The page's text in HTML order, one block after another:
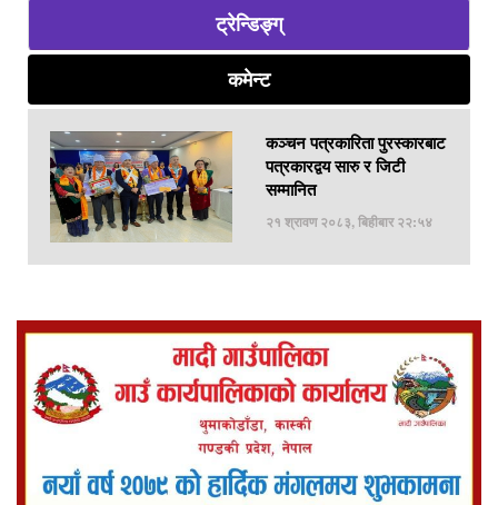
ट्रेन्डिङ्ग्
कमेन्ट
कञ्चन पत्रकारिता पुरस्कारबाट
पत्रकारद्वय सारु र जिटी
सम्मानित
२१ श्रावण २०८३, बिहीबार २२:५४